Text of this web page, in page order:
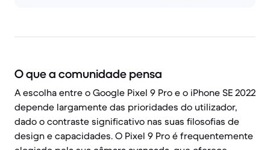
O que a comunidade pensa
A escolha entre o Google Pixel 9 Pro e o iPhone SE 2022
depende largamente das prioridades do utilizador,
dado o contraste significativo nas suas filosofias de
design e capacidades. O Pixel 9 Pro é frequentemente